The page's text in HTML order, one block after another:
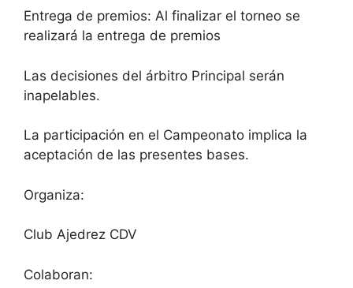
Entrega de premios: Al finalizar el torneo se
realizará la entrega de premios
Las decisiones del árbitro Principal serán
inapelables.
La participación en el Campeonato implica la
aceptación de las presentes bases.
Organiza:
Club Ajedrez CDV
Colaboran: